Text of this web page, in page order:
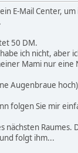
E-Mail Center,
50 DM.
ich nicht, aber
Mami nur eine
Augenbraue
folgen Sie mir
nächsten Raumes.
folgt ihm...